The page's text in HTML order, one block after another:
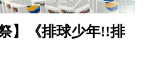
】《排球少年!!排